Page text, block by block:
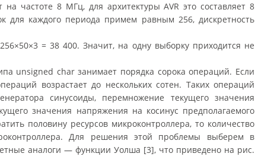
частоте 8 МГц, для архитектуры AVR это составляет 8
для каждого периода примем равным 256, дискретность
= 38 400. Значит, на одну выборку приходится не
unsigned char занимает порядка сорока операций. Если
возрастает до нескольких сотен. Таких операций
синусоиды, перемножение текущего значения
значения напряжения на косинус предполагаемого
половину ресурсов микроконтроллера, то количество
Для решения этой проблемы выберем в
аналоги — функции Уолша [3], что приведено на рис.